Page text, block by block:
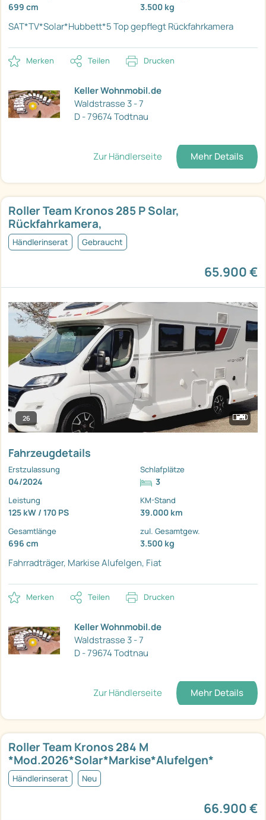
699 cm 3.500 kg
SAT*TV*Solar*Hubbett*5Top gepflegtRückfahrkamera
Merken Teilen Drucken
Keller Wohnmobil.de
Waldstrasse 3 - 7
D - 79674 Todtnau
Zur Händlerseite Mehr Details
Roller Team Kronos 285 P Solar,
Rückfahrkamera,
Händlerinserat Gebraucht
65.900 €
26
Fahrzeugdetails
Erstzulassung
04/2024
Schlafplätze
3
Leistung
125 kW / 170 PS
KM-Stand
39.000 km
Gesamtlänge
696 cm
zul. Gesamtgew.
3.500 kg
Fahrradträger, MarkiseAlufelgen, Fiat
Merken Teilen Drucken
Keller Wohnmobil.de
Waldstrasse 3 - 7
D - 79674 Todtnau
Zur Händlerseite Mehr Details
Roller Team Kronos 284 M
*Mod.2026*Solar*Markise*Alufelgen*
Händlerinserat Neu
66.900 €